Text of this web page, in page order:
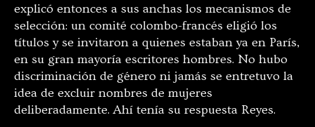
explicó entonces a sus anchas los mecanismos de
selección: un comité colombo-francés eligió los
títulos y se invitaron a quienes estaban ya en París,
en su gran mayoría escritores hombres. No hubo
discriminación de género ni jamás se entretuvo la
idea de excluir nombres de mujeres
deliberadamente. Ahí tenía su respuesta Reyes.